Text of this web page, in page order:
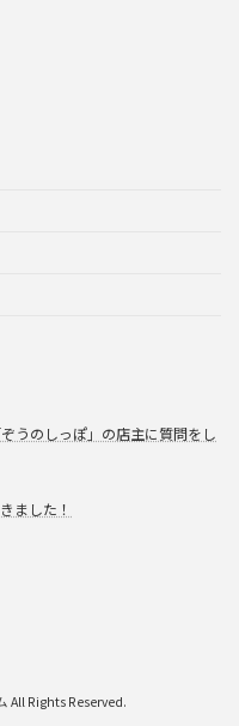
」の店主に質問をし
ました！
All Rights Reserved.